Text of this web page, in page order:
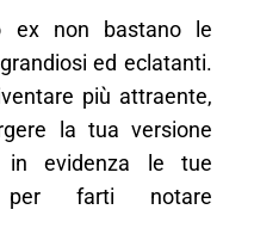
ex non bastano le
ed eclatanti.
più attraente,
la tua versione
in evidenza le tue
per farti notare